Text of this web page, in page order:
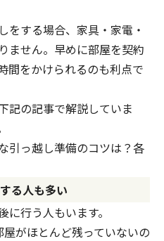
をする場合、家具・家電・
ません。早めに部屋を契約
間をかけられるのも利点で
記の記事で解説していま
引っ越し準備のコツは？各
る人も多い
行う人もいます。
屋がほとんど残っていないの